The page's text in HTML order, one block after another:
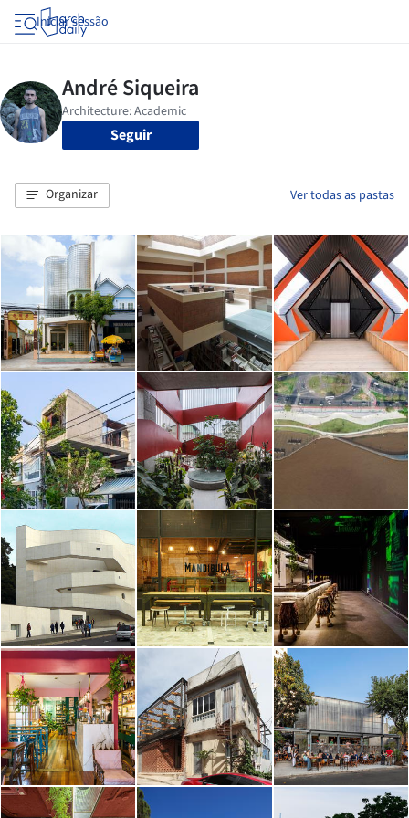
Iniciar sessão
Seguir
Organizar Ver todas as pastas